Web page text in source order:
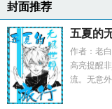
封面推荐
五夏的
作者：老
高亮提醒
流。无意